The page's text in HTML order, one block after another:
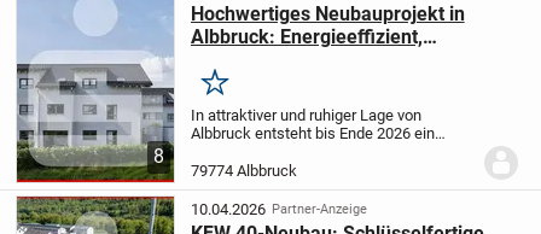
8
Hochwertiges Neubauprojekt in
Albbruck: Energieeffizient,
familienfreundlich
Merken
In attraktiver und ruhiger Lage von
Albbruck entsteht bis Ende 2026 ein
Hauensteiner Straße 52. Dieses moderne
Mehrfamilienhaus bietet insgesamt neun
hochwertig...
79774 Albbruck
10.04.2026 Partner-Anzeige